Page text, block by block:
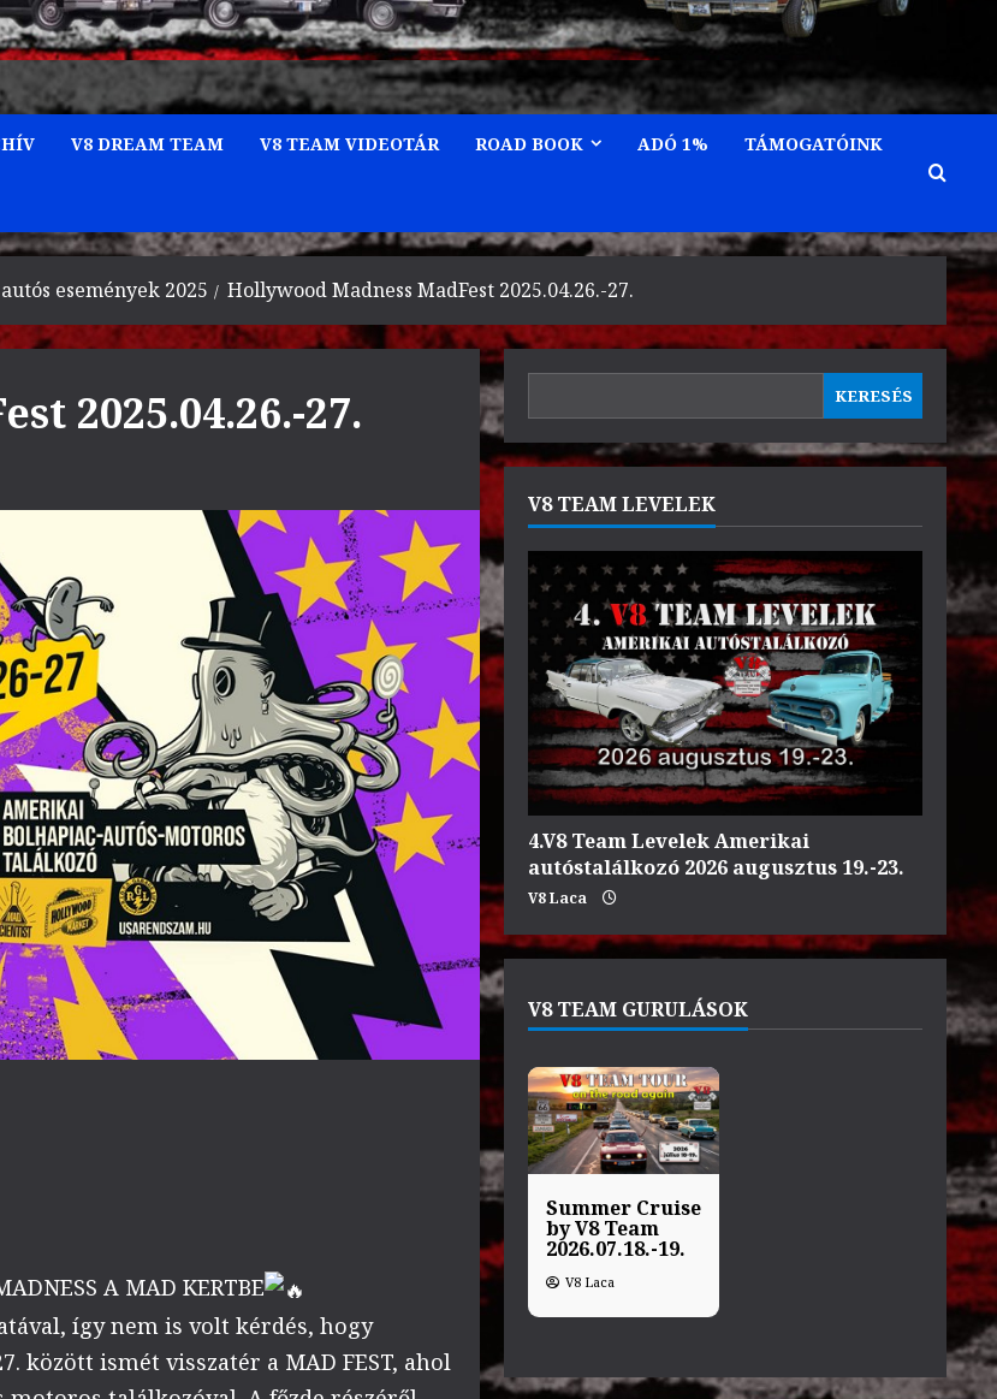
V8 DREAM TEAM V8 TEAM VIDEOTÁR ROAD BOOK ADÓ 1% TÁMOGATÓINK
események 2025 Hollywood Madness MadFest 2025.04.26.-27.
2025.04.26.-27.
A MAD KERTBE
így nem is volt kérdés, hogy
között ismét visszatér a MAD FEST, ahol
KERESÉS
V8 TEAM LEVELEK
4.V8 Team Levelek Amerikai
autóstalálkozó 2026 augusztus 19.-23.
V8 Laca
V8 TEAM GURULÁSOK
Summer Cruise
by V8 Team
2026.07.18.-19.
V8 Laca